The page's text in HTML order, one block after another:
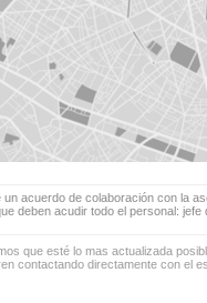
acuerdo de colaboración con la
deben acudir todo el personal:
que esté lo mas actualizada
contactando directamente con el